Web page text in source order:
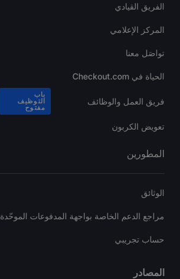
الفريق القيادي
المركز الإعلامي
تواصَل معنا
الحياة في Checkout.com
فريق العمل والوظائف
باب
التوظيف
مفتوح
تعويض الكربون
المطورين
الوثائق
مراجع الدعم الخاصة بواجهة المدفوعات الموحّدة
حساب تجريبي
المصادر